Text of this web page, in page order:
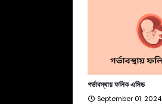
গর্ভাবস্থায় ফলিক এসিড
September 01, 2024